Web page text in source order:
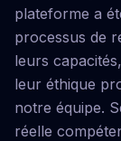
plateforme a
processus de
leurs
leur éthique
notre équipe.
réelle